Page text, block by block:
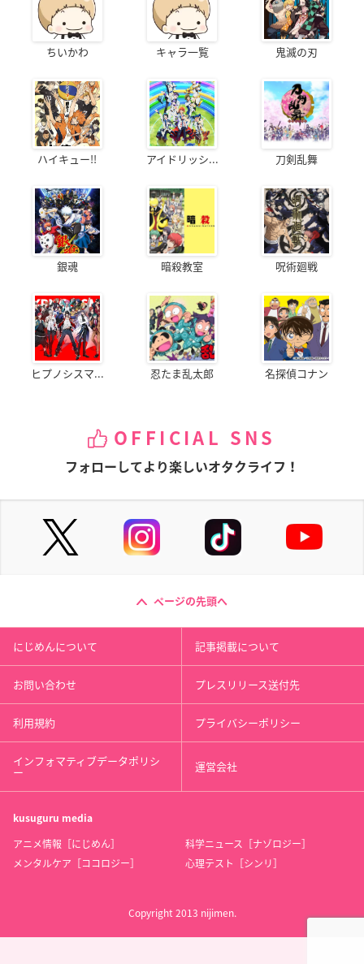
ちいかわ キャラ一覧 鬼滅の刃
ハイキュー!! アイドリッシ... 刀剣乱舞
銀魂 暗殺教室 呪術廻戦
ヒプノシスマ... 忍たま乱太郎 名探偵コナン
OFFICIAL SNS
フォローしてより楽しいオタクライフ！
ページの先頭へ
にじめんについて 記事掲載について
お問い合わせ プレスリリース送付先
利用規約 プライバシーポリシー
インフォマティブデータポリシ
ー 運営会社
kusuguru media
アニメ情報［にじめん］
科学ニュース［ナゾロジー］
メンタルケア［ココロジー］
心理テスト［シンリ］
Copyright 2013 nijimen.